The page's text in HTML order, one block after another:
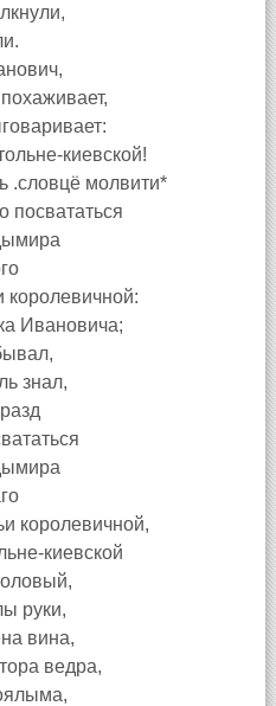
киевской!
.словцё молвити*
посвататься
королевичной:
Ивановича;
знал,
королевичной,
киевской
руки,
вина,
ведра,